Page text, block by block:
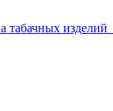
табачных изделий